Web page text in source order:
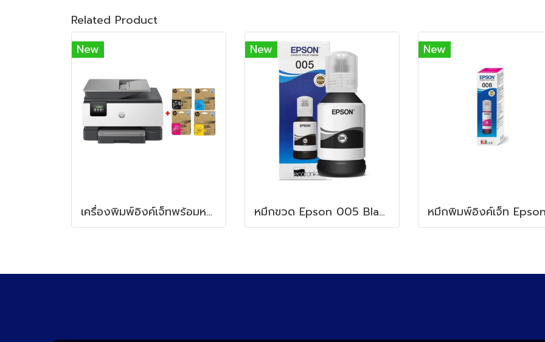
Related Product
New
เครื่องพิมพ์อิงค์เจ็ทพร้อมหมึก HP OfficeJet Pro 9120 + HP 938e BK/C/M/Y
New
หมึกขวด Epson 005 Black
New